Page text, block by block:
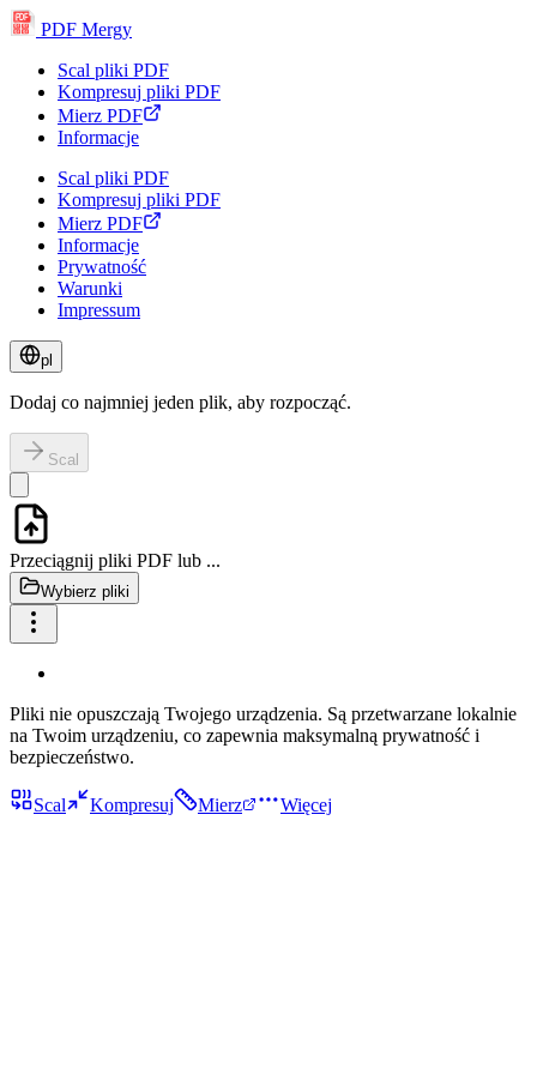
PDF
PDF
PDF
PDF
PDF
PDF Mergy
Scal pliki PDF
Kompresuj pliki PDF
Mierz PDF
Informacje
Scal pliki PDF
Kompresuj pliki PDF
Mierz PDF
Informacje
Prywatność
Warunki
Impressum
pl
Dodaj co najmniej jeden plik, aby rozpocząć.
Scal
Przeciągnij pliki PDF lub ...
Wybierz pliki
Pliki nie opuszczają Twojego urządzenia. Są przetwarzane lokalnie
na Twoim urządzeniu, co zapewnia maksymalną prywatność i
bezpieczeństwo.
Scal Kompresuj Mierz Więcej